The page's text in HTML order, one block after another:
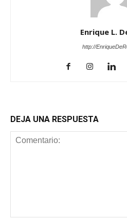
Enrique L.
http://
DEJA UNA RESPUESTA